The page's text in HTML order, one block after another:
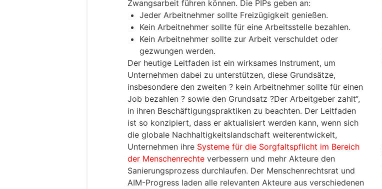
Zwangsarbeit führen können. Die PIPs geben an:
Jeder Arbeitnehmer sollte Freizügigkeit genießen.
Kein Arbeitnehmer sollte für eine Arbeitsstelle bezahlen.
Kein Arbeitnehmer sollte zur Arbeit verschuldet oder
gezwungen werden.
Der heutige Leitfaden ist ein wirksames Instrument, um
Unternehmen dabei zu unterstützen, diese Grundsätze,
insbesondere den zweiten ? kein Arbeitnehmer sollte für einen
Job bezahlen ? sowie den Grundsatz ?Der Arbeitgeber zahlt“,
in ihren Beschäftigungspraktiken zu beachten. Der Leitfaden
ist so konzipiert, dass er aktualisiert werden kann, wenn sich
die globale Nachhaltigkeitslandschaft weiterentwickelt,
Unternehmen ihre Systeme für die Sorgfaltspflicht im Bereich
der Menschenrechte verbessern und mehr Akteure den
Sanierungsprozess durchlaufen. Der Menschenrechtsrat und
AIM-Progress laden alle relevanten Akteure aus verschiedenen